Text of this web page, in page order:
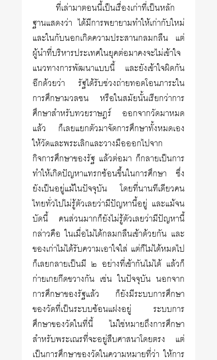
ที่เล่ามาตอนนี้เป็นเรื่องเก่าที่เป็นหลัก
ฐานแสดงว่า ได้มีการพยายามทำให้เก่ากับใหม่
และในกับนอกเกิดความประสานกลมกลืน แต่
ผู้นำที่บริหารประเทศในยุคต่อมาคงจะไม่เข้าใจ
แนวทางการพัฒนาแบบนี้ และยังเข้าใจผิดกัน
อีกด้วยว่า รัฐได้รับช่วงถ่ายทอดโอนภาระใน
การศึกษามวลชน หรือในสมัยนั้นเรียกว่าการ
ศึกษาสำหรับทวยราษฎร์ ออกจากวัดมาหมด
แล้ว ก็เลยแยกตัวมาจัดการศึกษาทั้งหมดเอง
ให้วัดและพระเลิกและวางมือออกไปจาก
กิจการศึกษาของรัฐ แล้วต่อมา ก็กลายเป็นการ
ทำให้เกิดปัญหาแทรกซ้อนขึ้นในการศึกษา ซึ่ง
ยังเป็นอยู่แม้ในปัจจุบัน โดยที่นานทีเดียวคน
ไทยทั่วไปไม่รู้ตัวเลยว่ามีปัญหานี้อยู่ และแม้จน
บัดนี้ คนส่วนมากก็ยังไม่รู้ตัวเลยว่ามีปัญหานี้
กล่าวคือ ในเมื่อไม่ได้กลมกลืนเข้าด้วยกัน และ
ของเก่าไม่ได้รับความเอาใจใส่ แต่ก็ไม่ได้หมดไป
ก็เลยกลายเป็นมี ๒ อย่างที่เข้ากันไม่ได้ แล้วก็
ก่ายเกยกีดขวางกัน เช่น ในปัจจุบัน นอกจาก
การศึกษาของรัฐแล้ว ก็ยังมีระบบการศึกษา
ของวัดที่เป็นระบบซ้อนแฝงอยู่ ระบบการ
ศึกษาของวัดในที่นี้ ไม่ใช่หมายถึงการศึกษา
สำหรับพระเณรที่จะอยู่สืบศาสนาโดยตรง แต่
เป็นการศึกษาของวัดในความหมายที่ว่า ให้การ